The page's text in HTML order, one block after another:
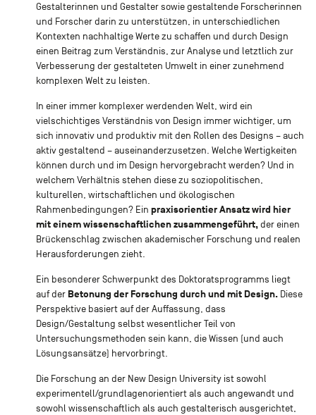
Gestalterinnen und Gestalter sowie gestaltende Forscherinnen
und Forscher darin zu unterstützen, in unterschiedlichen
Kontexten nachhaltige Werte zu schaffen und durch Design
einen Beitrag zum Verständnis, zur Analyse und letztlich zur
Verbesserung der gestalteten Umwelt in einer zunehmend
komplexen Welt zu leisten.
In einer immer komplexer werdenden Welt, wird ein
vielschichtiges Verständnis von Design immer wichtiger, um
sich innovativ und produktiv mit den Rollen des Designs – auch
aktiv gestaltend – auseinanderzusetzen. Welche Wertigkeiten
können durch und im Design hervorgebracht werden? Und in
welchem Verhältnis stehen diese zu soziopolitischen,
kulturellen, wirtschaftlichen und ökologischen
Rahmenbedingungen? Ein praxisorientier Ansatz wird hier
mit einem wissenschaftlichen zusammengeführt,der einen
Brückenschlag zwischen akademischer Forschung und realen
Herausforderungen zieht.
Ein besonderer Schwerpunkt des Doktoratsprogramms liegt
auf der Betonung der Forschung durch und mit Design.Diese
Perspektive basiert auf der Auffassung, dass
Design/Gestaltung selbst wesentlicher Teil von
Untersuchungsmethoden sein kann, die Wissen (und auch
Lösungsansätze) hervorbringt.
Die Forschung an der New Design University ist sowohl
experimentell/grundlagenorientiert als auch angewandt und
sowohl wissenschaftlich als auch gestalterisch ausgerichtet,